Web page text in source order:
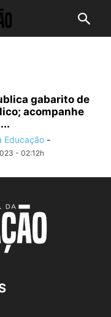
gabarito de
acompanhe
Educação -
- 02:12h